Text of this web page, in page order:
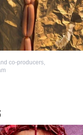
co-producers,